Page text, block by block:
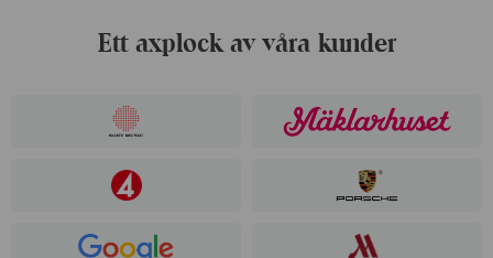
Ett axplock av våra kunder